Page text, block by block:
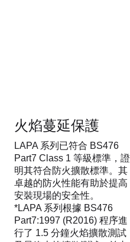
火焰蔓延保護
LAPA 系列已符合 BS476
Part7 Class 1 等級標準，證
明其符合防火擴散標準。其
卓越的防火性能有助於提高
安裝現場的安全性。
*LAPA 系列根據 BS476
Part7:1997 (R2016) 程序進
行了 1.5 分鐘火焰擴散測試